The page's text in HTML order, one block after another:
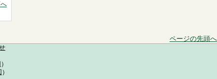
ページの先頭へ
）
）